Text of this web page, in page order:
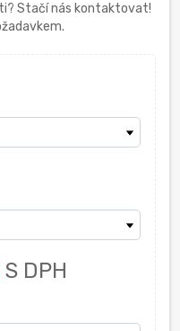
Stačí nás kontaktovat!
S DPH